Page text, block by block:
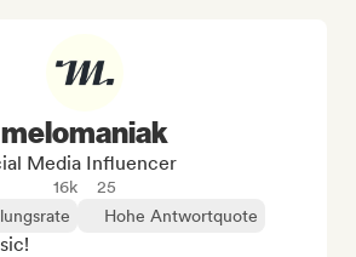
melomaniak
Media Influencer
16k
25
Hohe Antwortquote